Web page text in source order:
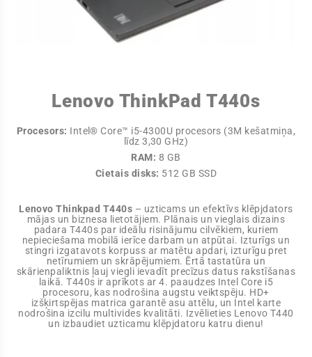
Lenovo ThinkPad T440s
Procesors: Intel® Core™ i5-4300U procesors (3M kešatmiņa,
līdz 3,30 GHz)
RAM: 8 GB
Cietais disks: 512 GB SSD
Lenovo Thinkpad T440s – uzticams un efektīvs klēpjdators
mājas un biznesa lietotājiem. Plānais un vieglais dizains
padara T440s par ideālu risinājumu cilvēkiem, kuriem
nepieciešama mobilā ierīce darbam un atpūtai. Izturīgs un
stingri izgatavots korpuss ar matētu apdari, izturīgu pret
netīrumiem un skrāpējumiem. Ērtā tastatūra un
skārienpaliktnis ļauj viegli ievadīt precīzus datus rakstīšanas
laikā. T440s ir aprīkots ar 4. paaudzes Intel Core i5
procesoru, kas nodrošina augstu veiktspēju. HD+
izšķirtspējas matrica garantē asu attēlu, un Intel karte
nodrošina izcilu multivides kvalitāti. Izvēlieties Lenovo T440
un izbaudiet uzticamu klēpjdatoru katru dienu!